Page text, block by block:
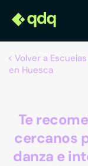
Volver a
en Huesca
Te
cercanos
danza e